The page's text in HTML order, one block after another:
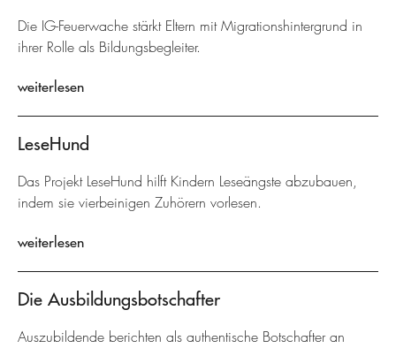
Die IG-Feuerwache stärkt Eltern mit Migrationshintergrund in
ihrer Rolle als Bildungsbegleiter.
weiterlesen
LeseHund
Das Projekt LeseHund hilft Kindern Leseängste abzubauen,
indem sie vierbeinigen Zuhörern vorlesen.
weiterlesen
Die Ausbildungsbotschafter
Auszubildende berichten als authentische Botschafter an